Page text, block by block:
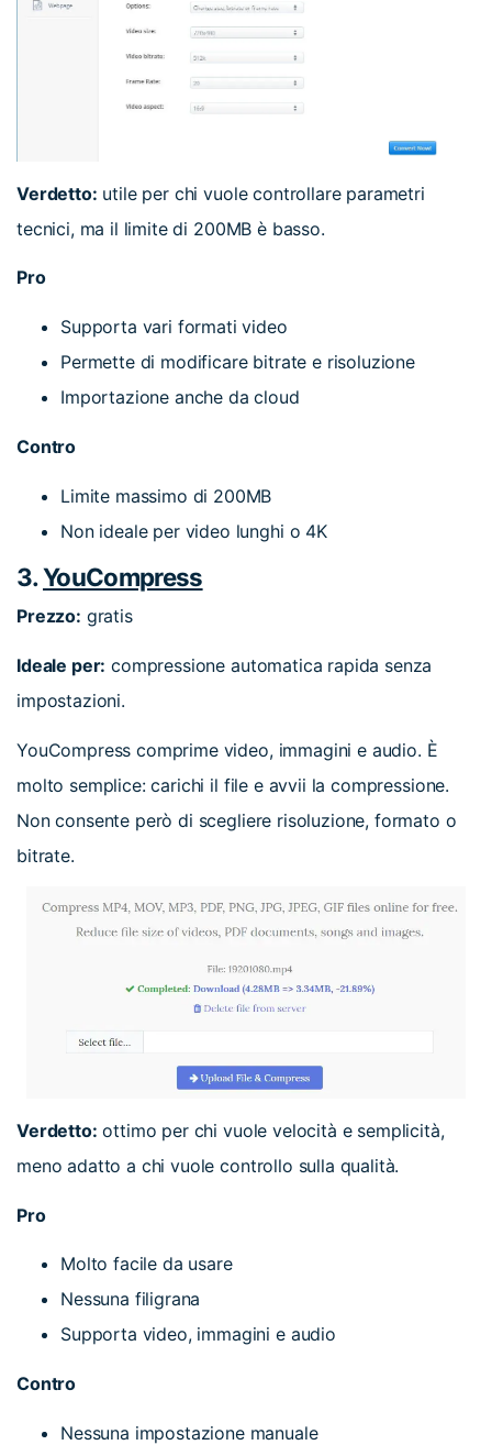
Verdetto: utile per chi vuole controllare parametri
tecnici, ma il limite di 200MB è basso.
Pro
Supporta vari formati video
Permette di modificare bitrate e risoluzione
Importazione anche da cloud
Contro
Limite massimo di 200MB
Non ideale per video lunghi o 4K
3.YouCompress
Prezzo: gratis
Ideale per: compressione automatica rapida senza
impostazioni.
YouCompress comprime video, immagini e audio. È
molto semplice: carichi il file e avvii la compressione.
Non consente però di scegliere risoluzione, formato o
bitrate.
Verdetto: ottimo per chi vuole velocità e semplicità,
meno adatto a chi vuole controllo sulla qualità.
Pro
Molto facile da usare
Nessuna filigrana
Supporta video, immagini e audio
Contro
Nessuna impostazione manuale